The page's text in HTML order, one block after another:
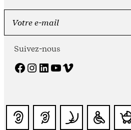
Suivez-nous
Facebook Instagram LinkedIn YouTube Vimeo